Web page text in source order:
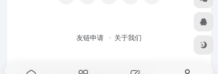
友链申请 关于我们